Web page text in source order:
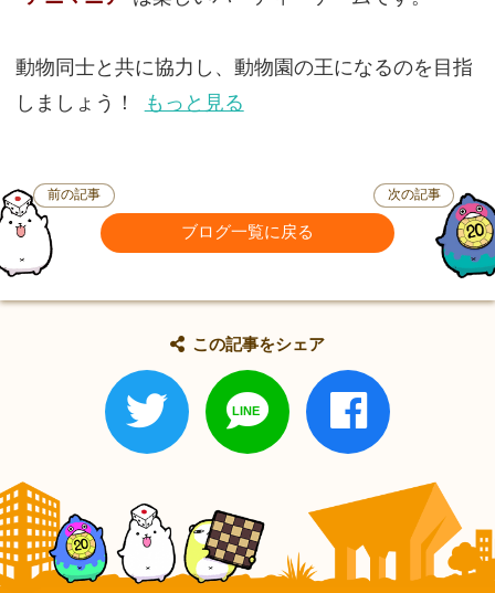
動物同士と共に協力し、動物園の王になるのを目指
しましょう！
もっと見る
前の記事
ブログ一覧に戻る
次の記事
この記事をシェア